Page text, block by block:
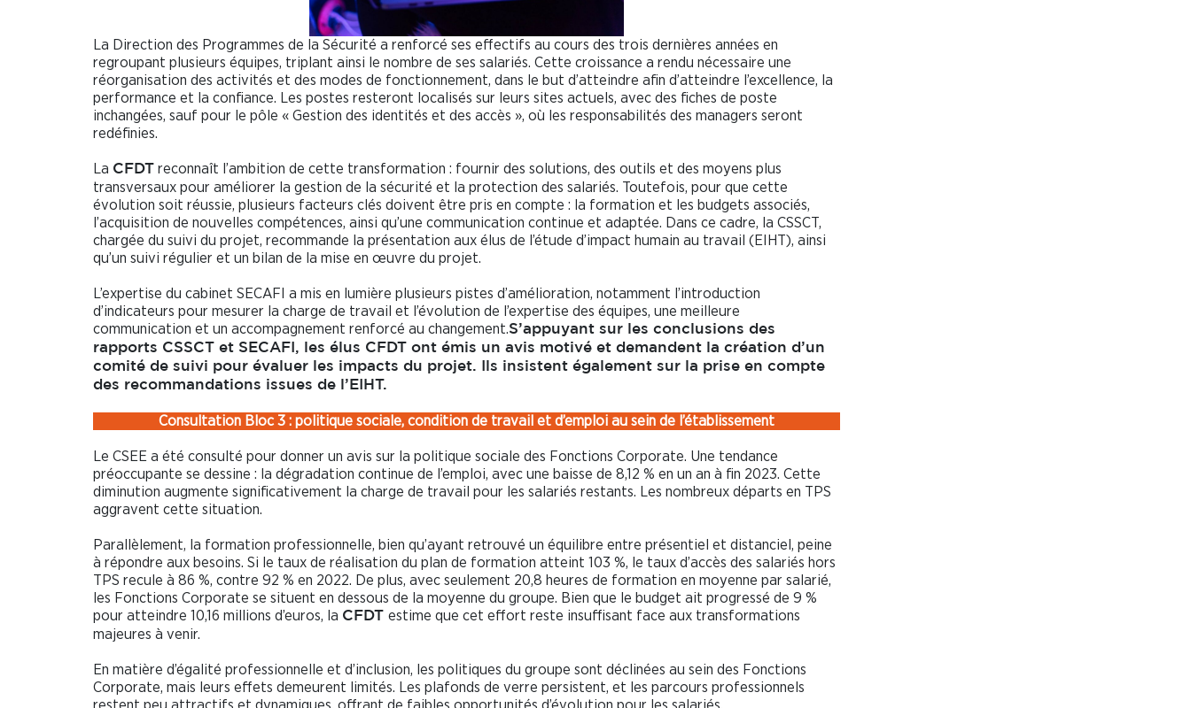
La Direction des Programmes de la Sécurité a renforcé ses effectifs au cours des trois dernières années en
regroupant plusieurs équipes, triplant ainsi le nombre de ses salariés. Cette croissance a rendu nécessaire une
réorganisation des activités et des modes de fonctionnement, dans le but d’atteindre afin d’atteindre l’excellence, la
performance et la confiance. Les postes resteront localisés sur leurs sites actuels, avec des fiches de poste
inchangées, sauf pour le pôle « Gestion des identités et des accès », où les responsabilités des managers seront
redéfinies.
La CFDT
reconnaît l’ambition de cette transformation : fournir des solutions, des outils et des moyens plus
transversaux pour améliorer la gestion de la sécurité et la protection des salariés. Toutefois, pour que cette
évolution soit réussie, plusieurs facteurs clés doivent être pris en compte : la formation et les budgets associés,
l’acquisition de nouvelles compétences, ainsi qu’une communication continue et adaptée. Dans ce cadre, la CSSCT,
chargée du suivi du projet, recommande la présentation aux élus de l’étude d’impact humain au travail (EIHT), ainsi
qu’un suivi régulier et un bilan de la mise en œuvre du projet.
L’expertise du cabinet SECAFI a mis en lumière plusieurs pistes d’amélioration, notamment l’introduction
d’indicateurs pour mesurer la charge de travail et l’évolution de l’expertise des équipes, une meilleure
communication et un accompagnement renforcé au changement.S’appuyant sur les conclusions des
rapports CSSCT et SECAFI, les élus CFDT ont émis un avis motivé et demandent la création d’un
comité de suivi pour évaluer les impacts du projet. Ils insistent également sur la prise en compte
des recommandations issues de l’EIHT.
Consultation Bloc 3 : politique sociale, condition de travail et d’emploi au sein de l’établissement
Le CSEE a été consulté pour donner un avis sur la politique sociale des Fonctions Corporate. Une tendance
préoccupante se dessine : la dégradation continue de l’emploi, avec une baisse de 8,12 % en un an à fin 2023. Cette
diminution augmente significativement la charge de travail pour les salariés restants. Les nombreux départs en TPS
aggravent cette situation.
Parallèlement, la formation professionnelle, bien qu’ayant retrouvé un équilibre entre présentiel et distanciel, peine
à répondre aux besoins. Si le taux de réalisation du plan de formation atteint 103 %, le taux d’accès des salariés hors
TPS recule à 86 %, contre 92 % en 2022. De plus, avec seulement 20,8 heures de formation en moyenne par salarié,
les Fonctions Corporate se situent en dessous de la moyenne du groupe. Bien que le budget ait progressé de 9 %
pour atteindre 10,16 millions d’euros, la CFDT estime que cet effort reste insuffisant face aux transformations
majeures à venir.
En matière d’égalité professionnelle et d’inclusion, les politiques du groupe sont déclinées au sein des Fonctions
Corporate, mais leurs effets demeurent limités. Les plafonds de verre persistent, et les parcours professionnels
restent peu attractifs et dynamiques, offrant de faibles opportunités d’évolution pour les salariés.